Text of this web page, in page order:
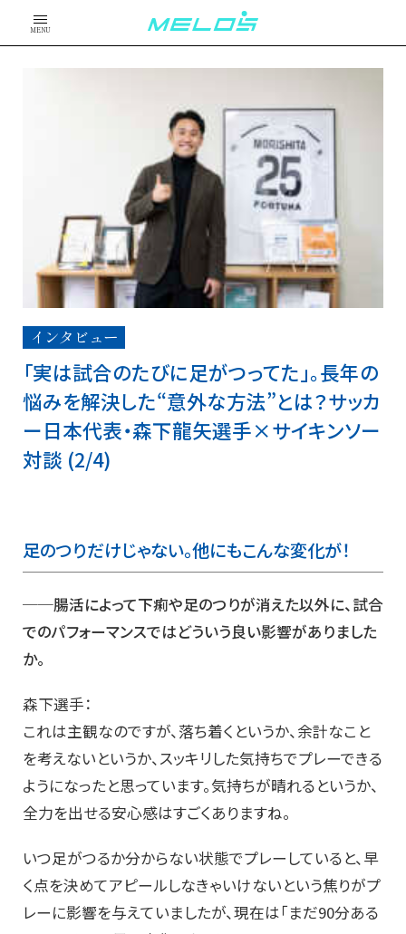
MENU
インタビュー
「実は試合のたびに足がつってた」。長年の
悩みを解決した“意外な方法”とは？サッカ
ー日本代表・森下龍矢選手×サイキンソー
対談 (2/4)
足のつりだけじゃない。他にもこんな変化が！
──腸活によって下痢や足のつりが消えた以外に、試合
でのパフォーマンスではどういう良い影響がありました
か。
森下選手：
これは主観なのですが、落ち着くというか、余計なこと
を考えないというか、スッキリした気持ちでプレーできる
ようになったと思っています。気持ちが晴れるというか、
全力を出せる安心感はすごくありますね。
いつ足がつるか分からない状態でプレーしていると、早
く点を決めてアピールしなきゃいけないという焦りがプ
レーに影響を与えていましたが、現在は「まだ90分ある